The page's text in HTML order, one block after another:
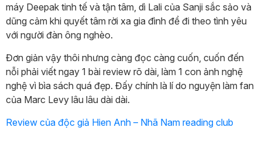
máy Deepak tinh tế và tận tâm, dì Lali của Sanji sắc sảo và
dũng cảm khi quyết tâm rời xa gia đình để đi theo tình yêu
với người đàn ông nghèo.
Đơn giản vậy thôi nhưng càng đọc càng cuốn, cuốn đến
nỗi phải viết ngay 1 bài review rõ dài, làm 1 con ảnh nghệ
nghệ vì bìa sách quá đẹp. Đấy chính là lí do nguyện làm fan
của Marc Levy lâu lâu dài dài.
Review của độc giả Hien Anh – Nhã Nam reading club